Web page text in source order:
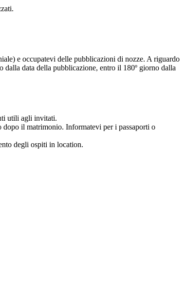
e occupatevi delle pubblicazioni di nozze. A riguardo
dalla data della pubblicazione, entro il 180º giorno dalla
utili agli invitati.
dopo il matrimonio. Informatevi per i passaporti o
degli ospiti in location.